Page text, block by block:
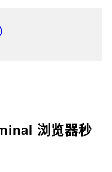
浏览器秒